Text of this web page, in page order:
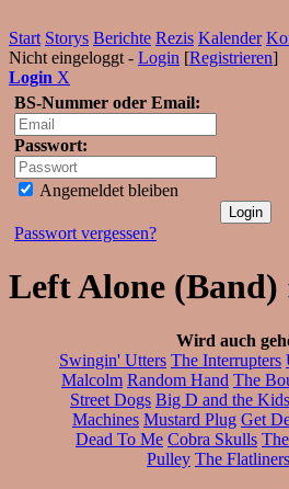
Start Storys Berichte Rezis Kalender
Nicht eingeloggt - Login [Registrieren]
Login X
BS-Nummer oder Email:
Passwort:
Angemeldet bleiben
Passwort vergessen?
Left Alone (Band)
Wird auch
Swingin' Utters The Interrupters
Malcolm Random Hand The
Street Dogs Big D and the
Machines Mustard Plug Get
Dead To Me Cobra Skulls
Pulley The Flatliners